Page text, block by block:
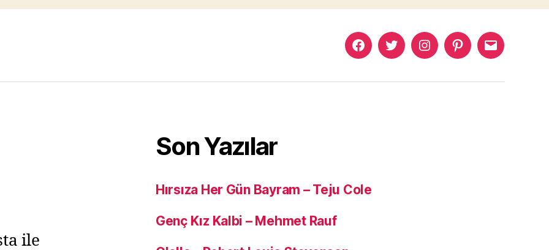
Murat
Facebook
Murat
Twitter
Murat
Instagram
PinterestMurat
Mail
ile
Son Yazılar
Hırsıza Her Gün Bayram – Teju Cole
Genç Kız Kalbi – Mehmet Rauf